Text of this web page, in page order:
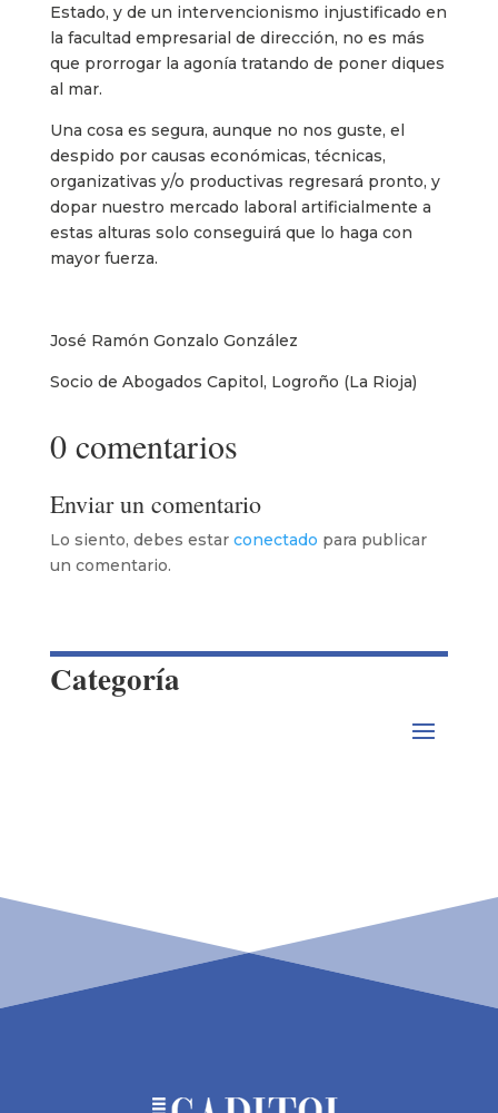
Estado, y de un intervencionismo injustificado en
la facultad empresarial de dirección, no es más
que prorrogar la agonía tratando de poner diques
al mar.
Una cosa es segura, aunque no nos guste, el
despido por causas económicas, técnicas,
organizativas y/o productivas regresará pronto, y
dopar nuestro mercado laboral artificialmente a
estas alturas solo conseguirá que lo haga con
mayor fuerza.
José Ramón Gonzalo González
Socio de Abogados Capitol, Logroño (La Rioja)
0 comentarios
Enviar un comentario
Lo siento, debes estar conectado para publicar
un comentario.
Categoría